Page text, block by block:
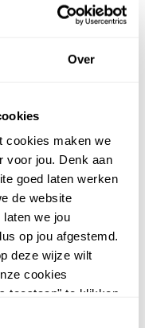
Over
cookies maken we
voor jou. Denk aan
goed laten werken
de website
we jou
op jou afgestemd.
deze wijze wilt
cookies
toestaan" te klikken.